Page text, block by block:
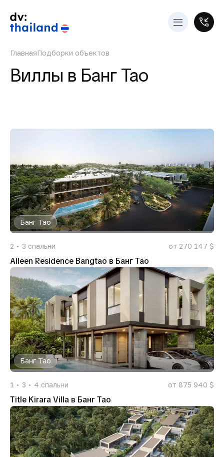
ГлавнаяПодборки объектов
Виллы в Банг Тао
Банг Тао
2 3 спальни от 270 147 $
Aileen Residence Bangtao в Банг Тао
Банг Тао
1 3 4 спальни от 875 940 $
Title Kirara Villa в Банг Тао